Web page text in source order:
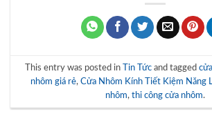
This entry was posted in Tin Tức and tagged
nhôm giá rẻ, Cửa Nhôm Kính Tiết Kiệm Năng
nhôm, thi công cửa nhôm.